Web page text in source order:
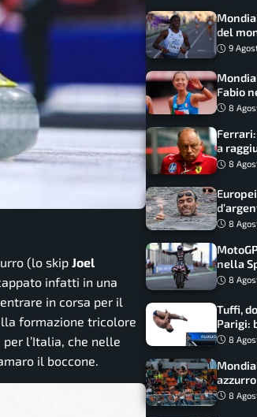
(lo skip Joel
infatti in una
in corsa per il
formazione tricolore
l’Italia, che nelle
il boccone.
del
4×100
9
Fabio
8
Ferrari:
a
novità
8
nella
8
nella
trionfo
8
Tuffi,
Parigi:
Cosetti
8
Inzoli
8